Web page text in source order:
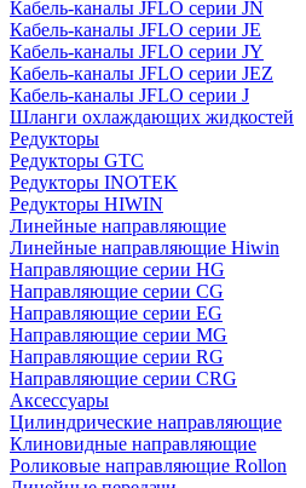
Кабель-каналы JFLO серии JN
Кабель-каналы JFLO серии JE
Кабель-каналы JFLO серии JY
Кабель-каналы JFLO серии JEZ
Кабель-каналы JFLO серии J
Шланги охлаждающих жидкостей
Редукторы
Редукторы GTC
Редукторы INOTEK
Редукторы HIWIN
Линейные направляющие
Линейные направляющие Hiwin
Направляющие серии HG
Направляющие серии CG
Направляющие серии EG
Направляющие серии MG
Направляющие серии RG
Направляющие серии CRG
Аксессуары
Цилиндрические направляющие
Клиновидные направляющие
Роликовые направляющие Rollon